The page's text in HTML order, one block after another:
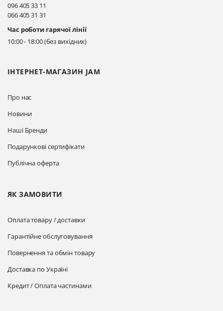
ІНТЕРНЕТ-МАГАЗИН JAM
Про нас
Новини
Наші Бренди
Подарункові сертифікати
Публічна оферта
ЯК ЗАМОВИТИ
Оплата товару / доставки
Гарантійне обслуговування
Повернення та обмін товару
Доставка по Україні
Кредит / Оплата частинами
096 405 33 11
066 405 31 31
Час роботи гарячої лінії
10:00 - 18:00 (без вихідних)